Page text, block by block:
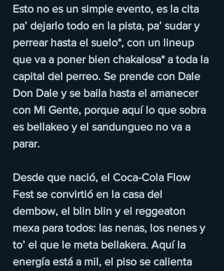
Esto no es un simple evento, es la cita
pa’ dejarlo todo en la pista, pa’ sudar y
perrear hasta el suelo*, con un lineup
que va a poner bien chakalosa* a toda la
capital del perreo. Se prende con Dale
Don Dale y se baila hasta el amanecer
con Mi Gente, porque aquí lo que sobra
es bellakeo y el sandungueo no va a
parar.
Desde que nació, el Coca-Cola Flow
Fest se convirtió en la casa del
dembow, el blin blin y el reggeaton
mexa para todos: las nenas, los nenes y
to’ el que le meta bellakera. Aquí la
energía está a mil, el piso se calienta